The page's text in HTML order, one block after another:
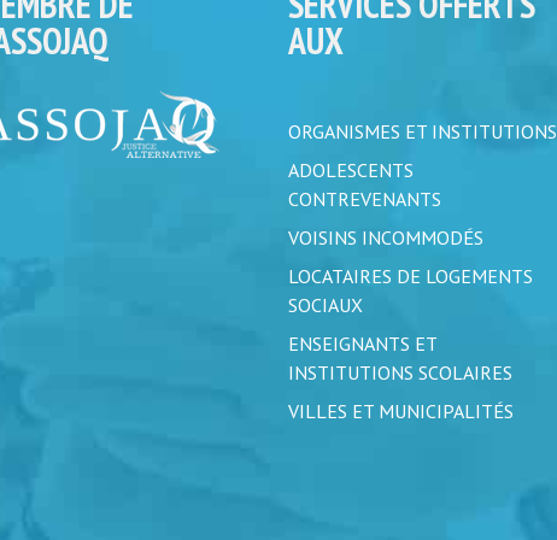
AUX
ORGANISMES ET INSTITUTIONS
ADOLESCENTS
CONTREVENANTS
VOISINS INCOMMODÉS
LOCATAIRES DE LOGEMENTS
SOCIAUX
ENSEIGNANTS ET
INSTITUTIONS SCOLAIRES
VILLES ET MUNICIPALITÉS